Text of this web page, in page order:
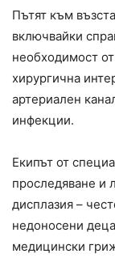
Пътят към
включвайки
необходимост
хирургична
артериален
инфекции.
Екипът от
проследяване и
дисплазия –
недоносени
медицински